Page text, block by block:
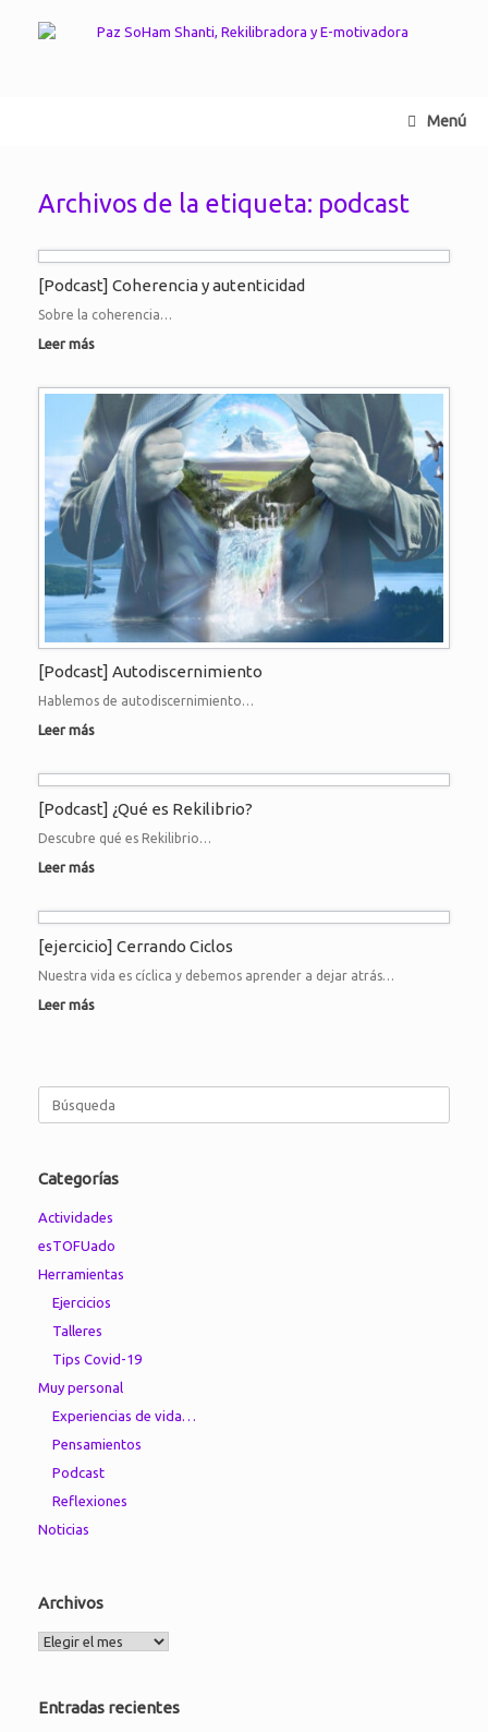
Menú
Archivos de la etiqueta: podcast
[Podcast] Coherencia y autenticidad
Sobre la coherencia…
Leer más
[Podcast] Autodiscernimiento
Hablemos de autodiscernimiento…
Leer más
[Podcast] ¿Qué es Rekilibrio?
Descubre qué es Rekilibrio…
Leer más
[ejercicio] Cerrando Ciclos
Nuestra vida es cíclica y debemos aprender a dejar atrás…
Leer más
Categorías
Actividades
esTOFUado
Herramientas
Ejercicios
Talleres
Tips Covid-19
Muy personal
Experiencias de vida…
Pensamientos
Podcast
Reflexiones
Noticias
Archivos
Archivos
Entradas recientes